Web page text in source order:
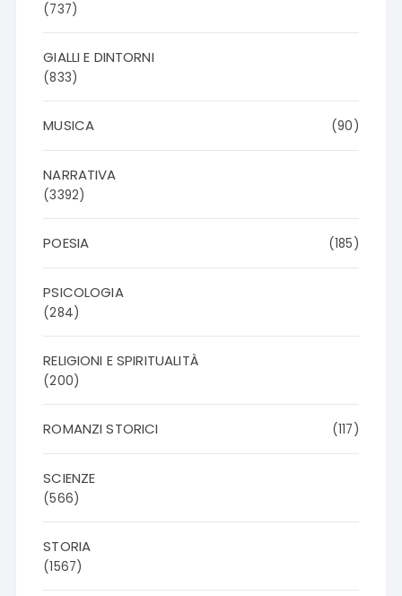
(737)
GIALLI E DINTORNI
(833)
MUSICA (90)
NARRATIVA
(3392)
POESIA (185)
PSICOLOGIA
(284)
RELIGIONI E SPIRITUALITÀ
(200)
ROMANZI STORICI (117)
SCIENZE
(566)
STORIA
(1567)